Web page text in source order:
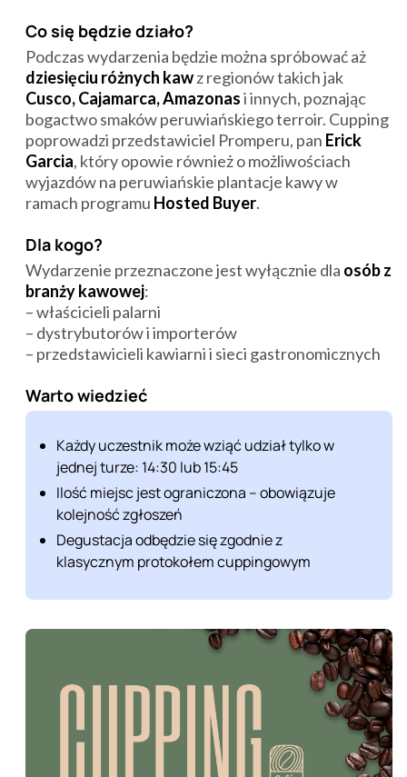
Co się będzie działo?
Podczas wydarzenia będzie można spróbować aż
dziesięciu różnych kawz regionów takich jak
Cusco, Cajamarca, Amazonasi innych, poznając
bogactwo smaków peruwiańskiego terroir. Cupping
poprowadzi przedstawiciel Promperu, pan Erick
Garcia, który opowie również o możliwościach
wyjazdów na peruwiańskie plantacje kawy w
ramach programu Hosted Buyer.
Dla kogo?
Wydarzenie przeznaczone jest wyłącznie dla osób z
branży kawowej:
– właścicieli palarni
– dystrybutorów i importerów
– przedstawicieli kawiarni i sieci gastronomicznych
Warto wiedzieć
Każdy uczestnik może wziąć udział tylko w
jednej turze: 14:30 lub 15:45
Ilość miejsc jest ograniczona – obowiązuje
kolejność zgłoszeń
Degustacja odbędzie się zgodnie z
klasycznym protokołem cuppingowym